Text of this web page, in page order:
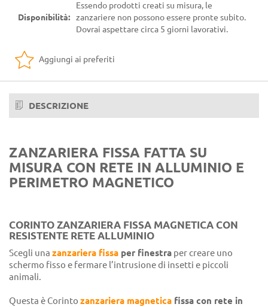
Noce 360-70R
Noce 363-70R
Ciliegio natural 312-79R
Douglas rigato
Renolit bianco
Castagno 378-70R
Pino con nodi 319-80R
Disponibilità:
Essendo prodotti creati su misura, le
zanzariere non possono essere pronte subito.
Dovrai aspettare circa 5 giorni lavorativi.
Aggiungi ai preferiti
DESCRIZIONE
ZANZARIERA FISSA FATTA SU
MISURA CON RETE IN ALLUMINIO E
PERIMETRO MAGNETICO
CORINTO ZANZARIERA FISSA MAGNETICA CON
RESISTENTE RETE ALLUMINIO
Scegli una zanzariera fissa per finestra per creare uno
schermo fisso e fermare l’intrusione di insetti e piccoli
animali.
Questa è Corinto zanzariera magnetica fissa con rete in